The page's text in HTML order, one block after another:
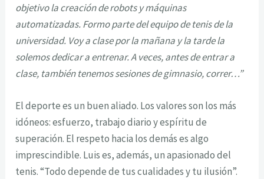
objetivo la creación de robots y máquinas
automatizadas. Formo parte del equipo de tenis de la
universidad. Voy a clase por la mañana y la tarde la
solemos dedicar a entrenar. A veces, antes de entrar a
clase, también tenemos sesiones de gimnasio, correr…”
El deporte es un buen aliado. Los valores son los más
idóneos: esfuerzo, trabajo diario y espíritu de
superación. El respeto hacia los demás es algo
imprescindible. Luis es, además, un apasionado del
tenis. “Todo depende de tus cualidades y tu ilusión”.